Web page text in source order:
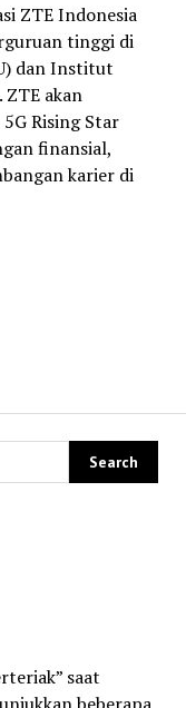
ZTE Indonesia
tinggi di
dan Institut
akan
Rising Star
finansial,
karier di
saat